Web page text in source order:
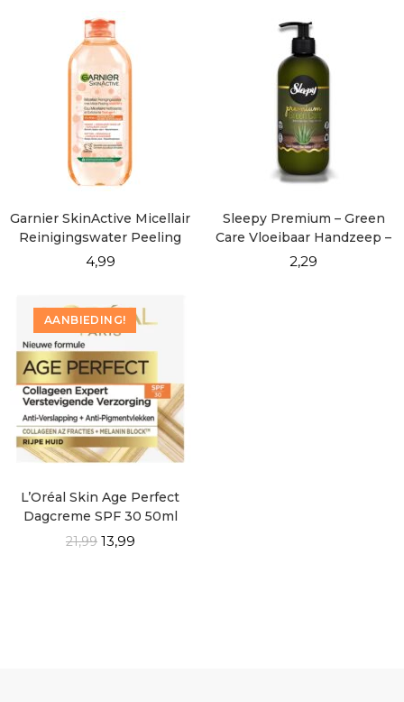
Garnier SkinActive Micellair
Reinigingswater Peeling
400ml
4,99
Sleepy Premium – Green
Care Vloeibaar Handzeep –
500 ml
2,29
AANBIEDING!
L’Oréal Skin Age Perfect
Dagcreme SPF 30 50ml
21,99 13,99